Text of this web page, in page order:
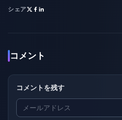
シェア
コメント
コメントを残す